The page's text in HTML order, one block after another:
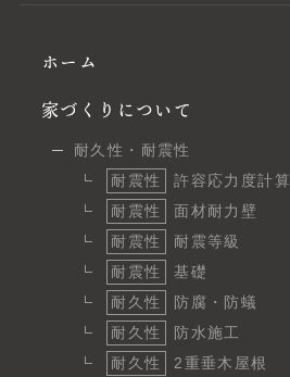
ホーム
家づくりについて
耐久性・耐震性
耐震性
許容応力度計算
耐震性
面材耐力壁
耐震性
耐震等級
耐震性
基礎
耐久性
防腐・防蟻
耐久性
防水施工
耐久性
2重垂木屋根